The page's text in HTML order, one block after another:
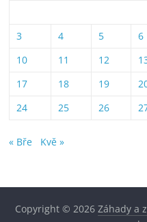
3
4 5 6
10
11 12
17
18 19
24
25 26
« Bře Kvě »
Copyright © 2026Záhady a